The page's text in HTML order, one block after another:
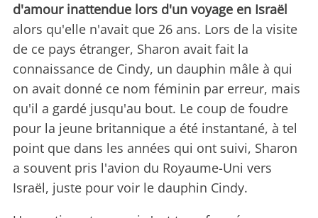
d'amour inattendue lors d'un voyage en Israël
alors qu'elle n'avait que 26 ans. Lors de la visite
de ce pays étranger, Sharon avait fait la
connaissance de Cindy, un dauphin mâle à qui
on avait donné ce nom féminin par erreur, mais
qu'il a gardé jusqu'au bout. Le coup de foudre
pour la jeune britannique a été instantané, à tel
point que dans les années qui ont suivi, Sharon
a souvent pris l'avion du Royaume-Uni vers
Israël, juste pour voir le dauphin Cindy.